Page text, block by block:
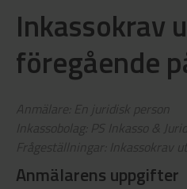
Inkassokrav
föregående
Anmälare: En juridisk person
Inkassobolag: PS Inkasso &
Frågeställningar: Inkassokrav
Anmälarens uppgifter